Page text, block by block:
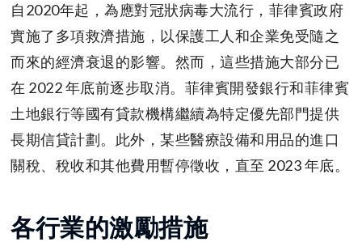
自2020年起，為應對冠狀病毒大流行，菲律賓政府
實施了多項救濟措施，以保護工人和企業免受隨之
而來的經濟衰退的影響。然而，這些措施大部分已
在 2022 年底前逐步取消。菲律賓開發銀行和菲律賓
土地銀行等國有貸款機構繼續為特定優先部門提供
長期信貸計劃。此外，某些醫療設備和用品的進口
關稅、稅收和其他費用暫停徵收，直至 2023 年底。
各行業的激勵措施